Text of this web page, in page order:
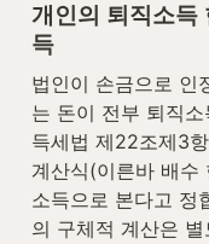
개인의 퇴직소
득
법인이 손금으로 인
는 돈이 전부 퇴직
득세법 제22조제3
계산식(이른바 배수
소득으로 본다고 정
의 구체적 계산은